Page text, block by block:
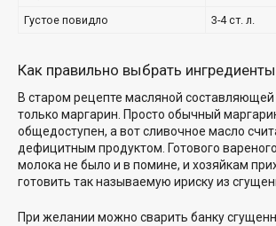
Густое повидло 3-4 ст. л.
Как правильно выбрать ингредиенты
В старом рецепте масляной составляющей
только маргарин. Просто обычный
общедоступен, а вот сливочное масло
дефицитным продуктом. Готового
молока не было и в помине, и хозяйкам
готовить так называемую ириску из
При желании можно сварить банку